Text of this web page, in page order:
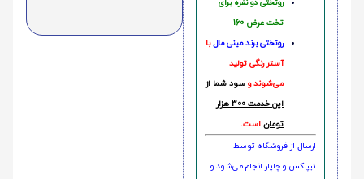
روتختی دو نفره برای
تخت عرض 160
روتختی‌ برند مینی مالبا
آستر رنگی تولید
می‌شوند و سود شما از
این خدمت 300 هزار
تومان است.
ارسال از فروشگاه توسط
تیپاکس و چاپار انجام می‌شود و